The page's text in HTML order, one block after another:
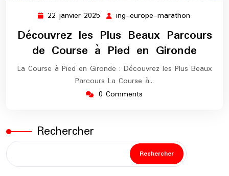
22 janvier 2025 22
janvier
2025
ing-europe-marathon
marathon
Découvrez les Plus Beaux Parcours
de Course à Pied en Gironde
La Course à Pied en Gironde : Découvrez les Plus Beaux
Parcours La Course à…
0 Comments
Rechercher
Rechercher